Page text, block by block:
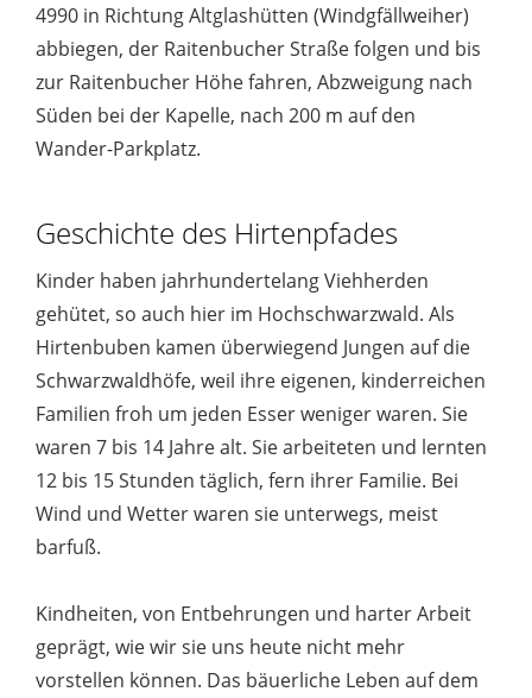
4990 in Richtung Altglashütten (Windgfällweiher)
abbiegen, der Raitenbucher Straße folgen und bis
zur Raitenbucher Höhe fahren, Abzweigung nach
Süden bei der Kapelle, nach 200 m auf den
Wander-Parkplatz.
Geschichte des Hirtenpfades
Kinder haben jahrhundertelang Viehherden
gehütet, so auch hier im Hochschwarzwald. Als
Hirtenbuben kamen überwiegend Jungen auf die
Schwarzwaldhöfe, weil ihre eigenen, kinderreichen
Familien froh um jeden Esser weniger waren. Sie
waren 7 bis 14 Jahre alt. Sie arbeiteten und lernten
12 bis 15 Stunden täglich, fern ihrer Familie. Bei
Wind und Wetter waren sie unterwegs, meist
barfuß.
Kindheiten, von Entbehrungen und harter Arbeit
geprägt, wie wir sie uns heute nicht mehr
vorstellen können. Das bäuerliche Leben auf dem